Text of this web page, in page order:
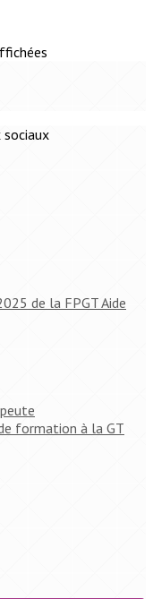
de la FPGT Aide
formation à la GT